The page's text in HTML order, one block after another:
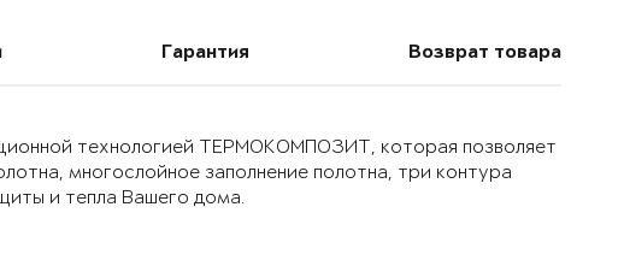
Гарантия Возврат товара
технологией ТЕРМОКОМПОЗИТ, которая позволяет
многослойное заполнение полотна, три контура
и тепла Вашего дома.